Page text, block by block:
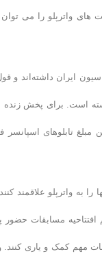
های واترپلو را می
ایران داشته‌اند و
است. برای پخش زنده
مبلغ تابلوهای اسپانسر
به واترپلو علاقمند
مسابقات حضور
مهم کمک و یاری کنند.